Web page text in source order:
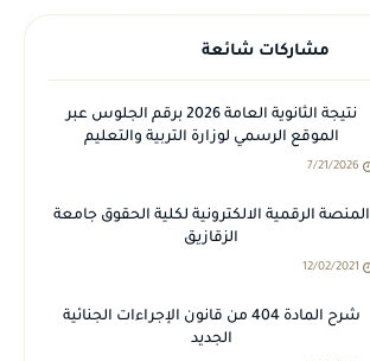
مشاركات شائعة
نتيجة الثانوية العامة 2026 برقم الجلوس عبر
الموقع الرسمي لوزارة التربية والتعليم
7/21/2026
المنصة الرقمية الالكترونية لكلية الحقوق جامعة
الزقازيق
12/02/2021
شرح المادة 404 من قانون الإجراءات الجنائية
الجديد